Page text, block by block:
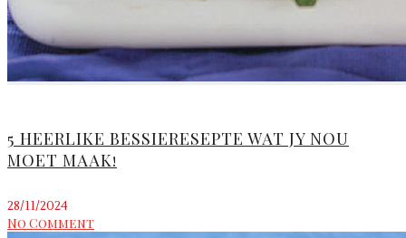
5 HEERLIKE BESSIERESEPTE WAT JY NOU
MOET MAAK!
28/11/2024
No Comment